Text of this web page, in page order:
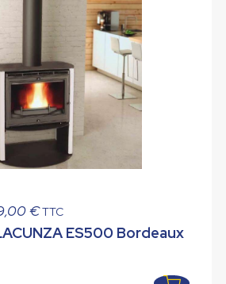
€Le
prix
TTC
ES500 Bordeaux